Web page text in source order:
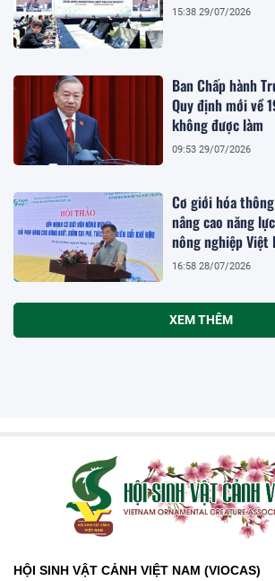
15:38 29/07/2026
Ban Chấp hành
Quy định mới về
không được làm
09:53 29/07/2026
Cơ giới hóa
nâng cao năng
nông nghiệp Việt
16:58 28/07/2026
XEM THÊM
HỘI SINH VẬT CẢNH VIỆT NAM (VIOCAS)